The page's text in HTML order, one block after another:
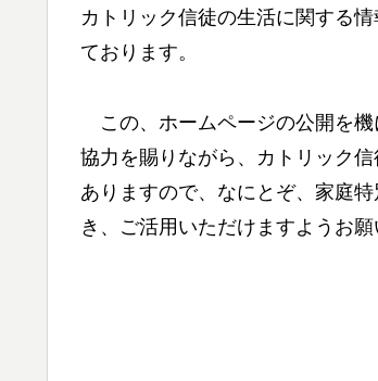
カトリック信徒の生活に関する
ております。
この、ホームページの公開を機
協力を賜りながら、カトリック
ありますので、なにとぞ、家庭
き、ご活用いただけますようお願